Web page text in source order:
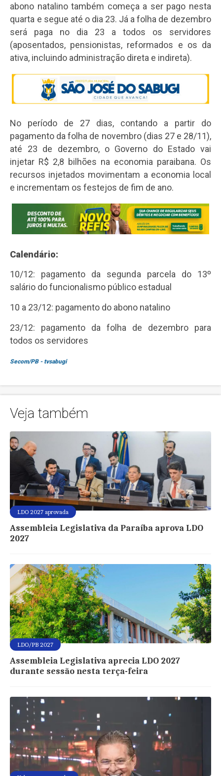
abono natalino também começa a ser pago nesta
quarta e segue até o dia 23. Já a folha de dezembro
será paga no dia 23 a todos os servidores
(aposentados, pensionistas, reformados e os da
ativa, incluindo administração direta e indireta).
No período de 27 dias, contando a partir do
pagamento da folha de novembro (dias 27 e 28/11),
até 23 de dezembro, o Governo do Estado vai
injetar R$ 2,8 bilhões na economia paraibana. Os
recursos injetados movimentam a economia local
e incrementam os festejos de fim de ano.
Calendário:
10/12: pagamento da segunda parcela do 13º
salário do funcionalismo público estadual
10 a 23/12: pagamento do abono natalino
23/12: pagamento da folha de dezembro para
todos os servidores
Secom/PB - tvsabugi
Veja também
LDO 2027 aprovada
Assembleia Legislativa da Paraíba aprova LDO
2027
LDO/PB 2027
Assembleia Legislativa aprecia LDO 2027
durante sessão nesta terça-feira